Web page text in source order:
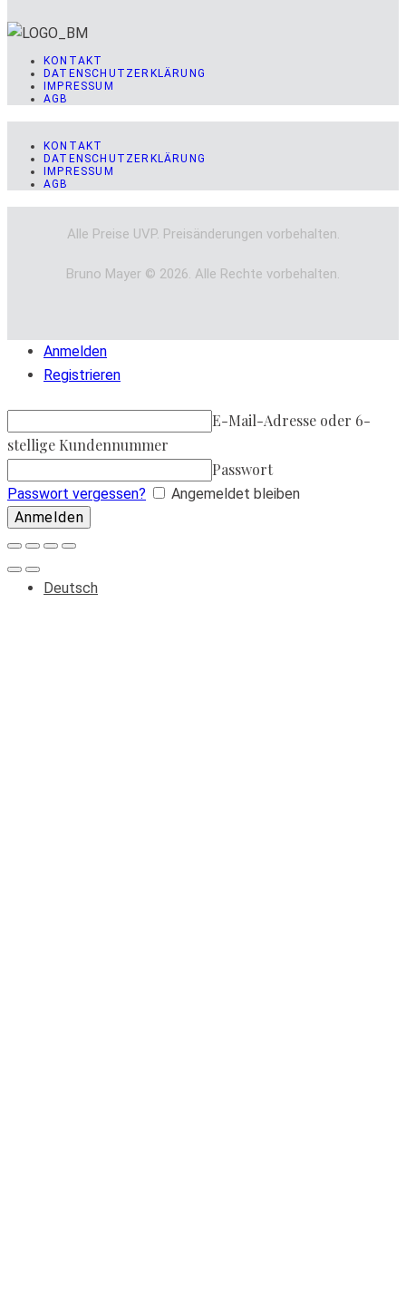
KONTAKT
DATENSCHUTZERKLÄRUNG
IMPRESSUM
AGB
KONTAKT
DATENSCHUTZERKLÄRUNG
IMPRESSUM
AGB
Alle Preise UVP. Preisänderungen vorbehalten.
Bruno Mayer © 2026. Alle Rechte vorbehalten.
Anmelden
Registrieren
E-Mail-Adresse oder 6-
stellige Kundennummer
Passwort
Passwort vergessen? Angemeldet bleiben
Deutsch